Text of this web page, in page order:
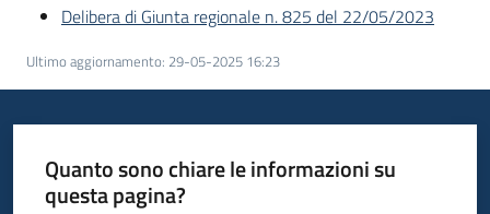
Delibera di Giunta regionale n. 825 del 22/05/2023
Ultimo aggiornamento: 29-05-2025 16:23
Quanto sono chiare le informazioni su
questa pagina?